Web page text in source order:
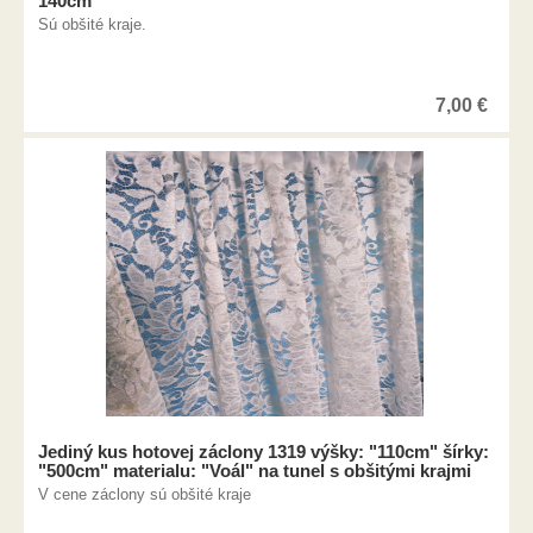
Sú obšité kraje.
7,00 €
Jediný kus hotovej záclony 1319 výšky: "110cm" šírky:
"500cm" materialu: "Voál" na tunel s obšitými krajmi
V cene záclony sú obšité kraje